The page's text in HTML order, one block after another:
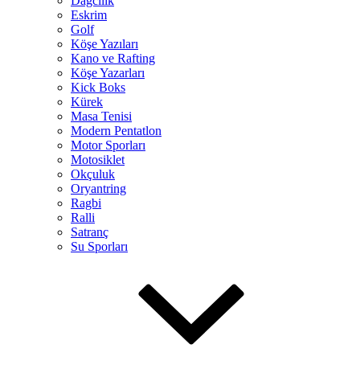
Eskrim
Golf
Köşe Yazıları
Kano ve Rafting
Köşe Yazarları
Kick Boks
Kürek
Masa Tenisi
Modern Pentatlon
Motor Sporları
Motosiklet
Okçuluk
Oryantring
Ragbi
Ralli
Satranç
Su Sporları